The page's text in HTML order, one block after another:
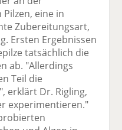
eine in
Zubereitungsart,
Ersten Ergebnissen
tatsächlich die
ab. "Allerdings
Teil die
erklärt Dr. Rigling,
experimentieren."